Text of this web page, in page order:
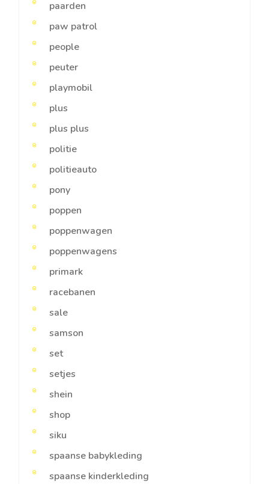
paarden
paw patrol
people
peuter
playmobil
plus
plus plus
politie
politieauto
pony
poppen
poppenwagen
poppenwagens
primark
racebanen
sale
samson
set
setjes
shein
shop
siku
spaanse babykleding
spaanse kinderkleding